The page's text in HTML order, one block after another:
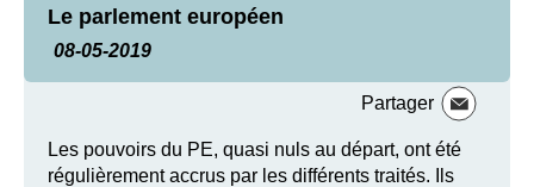
Le parlement européen
08-05-2019
Partager
Les pouvoirs du PE, quasi nuls au départ, ont été
régulièrement accrus par les différents traités. Ils